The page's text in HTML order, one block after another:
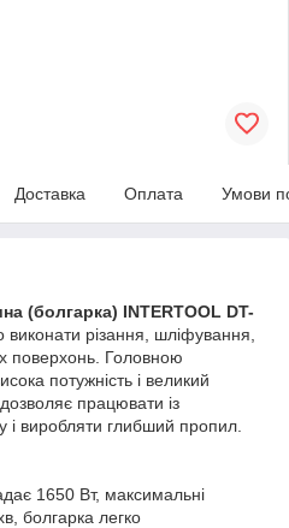
Доставка Оплата Умови
(болгарка) INTERTOOL DT-
виконати різання, шліфування,
поверхонь. Головною
потужність і великий
працювати із
і виробляти глибший пропил.
1650 Вт, максимальні
болгарка легко